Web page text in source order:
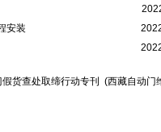
安装
货查处取缔行动专刊 (西藏自动门